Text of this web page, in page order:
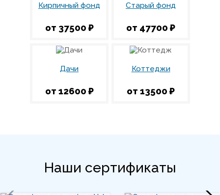
Кирпичный фонд
от 37500 ₽
Старый фонд
от 47700 ₽
Дачи
от 12600 ₽
Коттеджи
от 13500 ₽
Наши сертификаты